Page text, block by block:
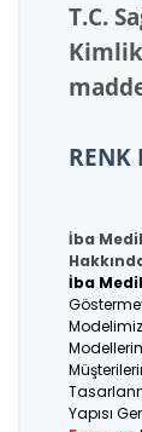
T.C.
Kimlik
RENK
İba
İba
Yapısı